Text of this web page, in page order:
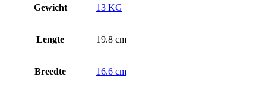
Gewicht 13 KG
Lengte 19.8 cm
Breedte 16.6 cm